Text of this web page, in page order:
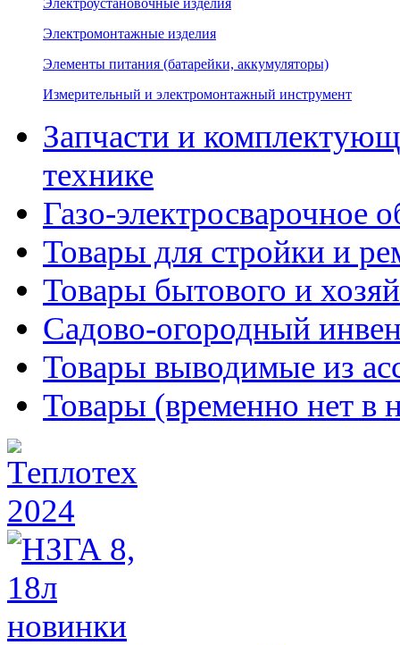
Электроустановочные изделия
Электромонтажные изделия
Элементы питания (батарейки, аккумуляторы)
Измерительный и электромонтажный инструмент
Запчасти и
технике
Газо-электросварочное
Товары для стройки и
Товары бытового и
Садово-огородный
Товары выводимые из
Товары (временно нет в